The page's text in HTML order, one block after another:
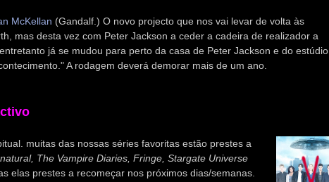
McKellan (Gandalf.) O novo projecto que nos vai levar de volta às
mas desta vez com Peter Jackson a ceder a cadeira de realizador a
já se mudou para perto da casa de Peter Jackson e do estúdio,
A rodagem deverá demorar mais de um ano.
muitas das nossas séries favoritas estão prestes a
The Vampire Diaries, Fringe, Stargate Universe
elas prestes a recomeçar nos próximos dias/semanas.